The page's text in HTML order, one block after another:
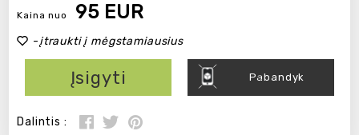
Kaina nuo 95 EUR
-įtraukti į mėgstamiausius
Įsigyti Pabandyk
Dalintis :